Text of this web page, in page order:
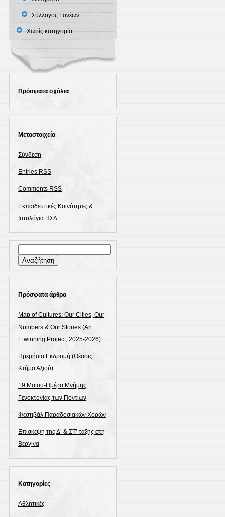
Σύλλογος Γονέων
Χωρίς κατηγορία
Πρόσφατα σχόλια
Μεταστοιχεία
Σύνδεση
Entries RSS
Comments RSS
Εκπαιδευτικές Κοινότητες &
Ιστολόγια ΠΣΔ
για:
Πρόσφατα άρθρα
Map of Cultures: Our Cities, Our
Numbers & Our Stories (An
Etwinning Project, 2025-2026)
Ημερήσια Εκδρομή (Θέασις
Κτήμα Αξιού)
19 Μαϊου-Ημέρα Μνήμης
Γενοκτονίας των Ποντίων
Φεστιβάλ Παραδοσιακών Χορών
Επίσκεψη της Δ’ & ΣΤ’ τάξης στη
Βεργίνα
Kατηγορίες
Αθλητικές